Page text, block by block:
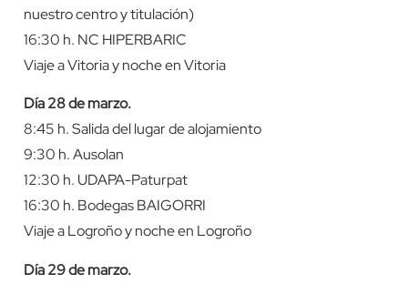
nuestro centro y titulación)
16:30 h. NC HIPERBARIC
Viaje a Vitoria y noche en Vitoria
Día 28 de marzo.
8:45 h. Salida del lugar de alojamiento
9:30 h. Ausolan
12:30 h. UDAPA-Paturpat
16:30 h. Bodegas BAIGORRI
Viaje a Logroño y noche en Logroño
Día 29 de marzo.